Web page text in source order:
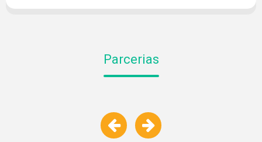
Parcerias